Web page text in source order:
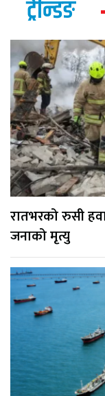
ट्रेन्डिङ
रातभरको रुसी
जनाको मृत्यु